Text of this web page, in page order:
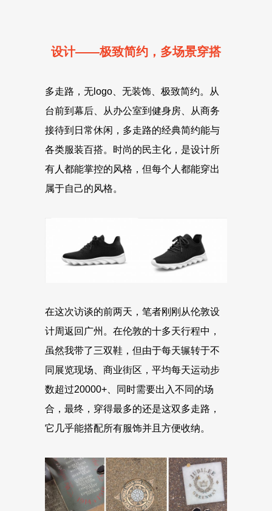
设计——极致简约，多场景穿搭
多走路，无logo、无装饰、极致简约。从
台前到幕后、从办公室到健身房、从商务
接待到日常休闲，多走路的经典简约能与
各类服装百搭。时尚的民主化，是设计所
有人都能掌控的风格，但每个人都能穿出
属于自己的风格。
在这次访谈的前两天，笔者刚刚从伦敦设
计周返回广州。在伦敦的十多天行程中，
虽然我带了三双鞋，但由于每天辗转于不
同展览现场、商业街区，平均每天运动步
数超过20000+、同时需要出入不同的场
合，最终，穿得最多的还是这双多走路，
它几乎能搭配所有服饰并且方便收纳。